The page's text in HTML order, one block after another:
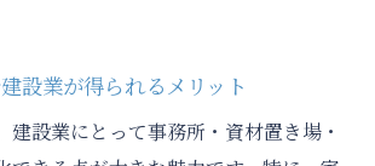
設業が得られるメリット
建設業にとって事務所・資材置き場・